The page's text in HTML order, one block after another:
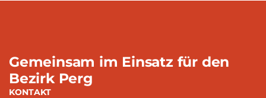
Gemeinsam im Einsatz für den
Bezirk Perg
KONTAKT